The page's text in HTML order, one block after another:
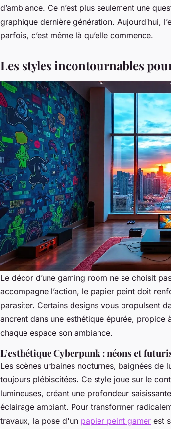
d’ambiance. Ce n’est plus seulement une
graphique dernière génération. Aujourd’hui,
parfois, c’est même là qu’elle commence.
Les styles incontournables
Le décor d’une gaming room ne se choisit
accompagne l’action, le papier peint doit
parasiter. Certains designs vous propulsent
ancrent dans une esthétique épurée, propice
chaque espace son ambiance.
L’esthétique Cyberpunk : néons et
Les scènes urbaines nocturnes, baignées de
toujours plébiscitées. Ce style joue sur le
lumineuses, créant une profondeur
éclairage ambiant. Pour transformer
travaux, la pose d'un papier peint gamer est